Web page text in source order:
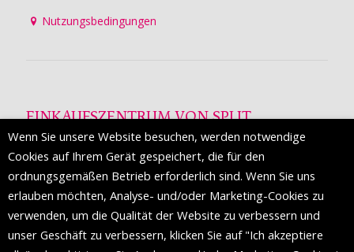
Nutzungsbedingungen
EINKAUFSZENTRUM VON SPLIT
ist ein prestigeträchtiges Einkaufsziel mit
etwa 200 Einzelhandelsmarken und einer Reihe von
Weltmodemarken, die zum ersten Mal in Split erscheinen.
FOLGEN SIE UNS
Wenn Sie unsere Website besuchen, werden notwendige
Cookies auf Ihrem Gerät gespeichert, die für den
ordnungsgemäßen Betrieb erforderlich sind. Wenn Sie uns
erlauben möchten, Analyse- und/oder Marketing-Cookies zu
verwenden, um die Qualität der Website zu verbessern und
unser Geschäft zu verbessern, klicken Sie auf "Ich akzeptiere